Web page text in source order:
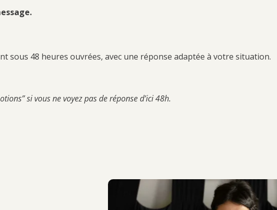
sous 48 heures ouvrées, avec une réponse adaptée à votre situation.
si vous ne voyez pas de réponse d’ici 48h.